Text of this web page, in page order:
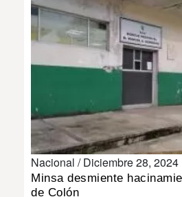
MULTIMEDIA
Nacional /Diciembre 28, 2024
Minsa desmiente
de Colón